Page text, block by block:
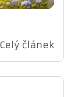
Celý článek